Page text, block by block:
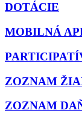
DOTÁCIE
MOBILNÁ
ZOZNAM
ZOZNAM